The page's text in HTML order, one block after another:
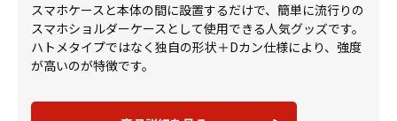
スマホケースと本体の間に設置するだけで、簡単に流行りの
スマホショルダーケースとして使用できる人気グッズです。
ハトメタイプではなく独自の形状＋Dカン仕様により、強度
が高いのが特徴です。